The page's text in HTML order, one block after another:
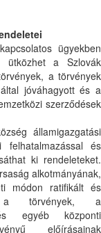
ügyekben
ütközhet a Szlovák
a törvények
jóváhagyott és a
szerződések
államigazgatási
és
ki rendeleteket.
alkotmányának,
módon ratifikált és
a törvények, a
egyéb központi
előírásainak